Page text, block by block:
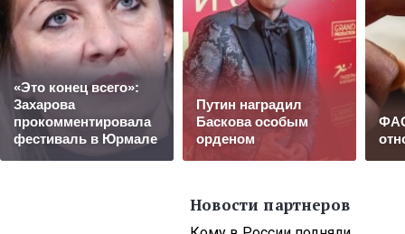
«Это конец всего»:
Захарова
прокомментировала
фестиваль в Юрмале
Путин наградил
Баскова особым
орденом
Новости партнеров